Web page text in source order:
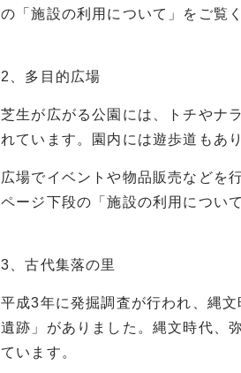
の「施設の利用について」をご覧
2、多目的広場
芝生が広がる公園には、トチやナ
れています。園内には遊歩道もあ
広場でイベントや物品販売などを
ページ下段の「施設の利用につい
3、古代集落の里
平成3年に発掘調査が行われ、縄
遺跡」がありました。縄文時代、
ています。